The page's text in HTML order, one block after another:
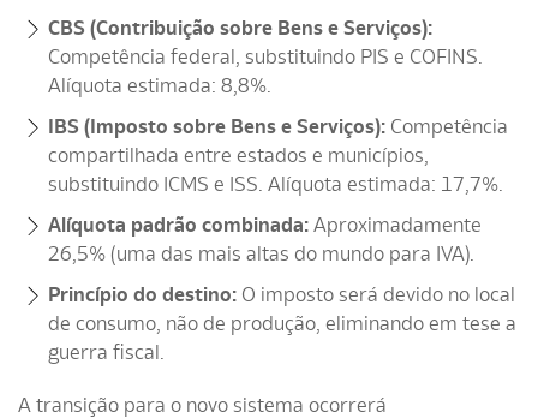
CBS (Contribuição sobre Bens e Serviços):
Competência federal, substituindo PIS e COFINS.
Alíquota estimada: 8,8%.
IBS (Imposto sobre Bens e Serviços): Competência
compartilhada entre estados e municípios,
substituindo ICMS e ISS. Alíquota estimada: 17,7%.
Alíquota padrão combinada: Aproximadamente
26,5% (uma das mais altas do mundo para IVA).
Princípio do destino: O imposto será devido no local
de consumo, não de produção, eliminando em tese a
guerra fiscal.
A transição para o novo sistema ocorrerá